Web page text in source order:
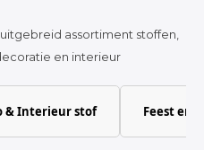
assortiment stoffen,
en interieur
& Interieur stof Feest en